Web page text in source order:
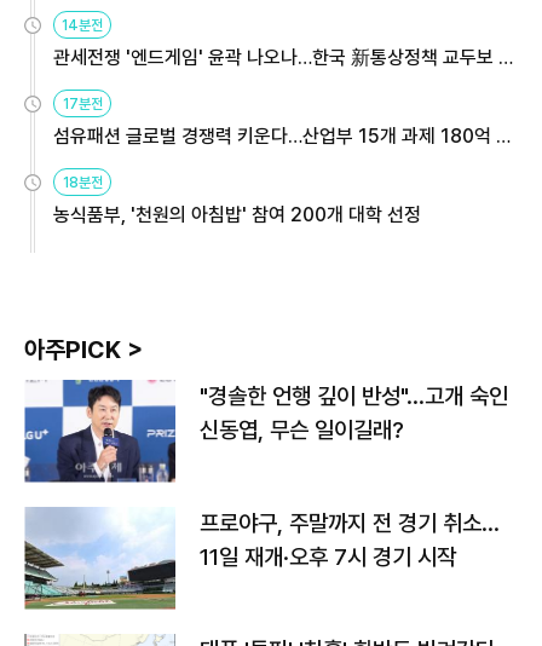
14분전
관세전쟁 '엔드게임' 윤곽 나오나…한국 新통상정책 교두보 활
17분전
섬유패션 글로벌 경쟁력 키운다…산업부 15개 과제 180억 지
18분전
농식품부, '천원의 아침밥' 참여 200개 대학 선정
아주PICK >
"경솔한 언행 깊이 반성"…고개 숙인
신동엽, 무슨 일이길래?
프로야구, 주말까지 전 경기 취소…
11일 재개·오후 7시 경기 시작